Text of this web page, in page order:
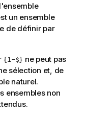
un ensemble
de définir par
{1-$} ne peut pas
sélection et, de
naturel.
ensembles non